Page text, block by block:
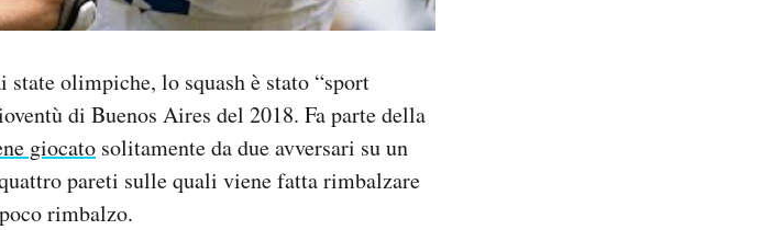
olimpiche, lo squash è stato “sport
di Buenos Aires del 2018. Fa parte della
giocato solitamente da due avversari su un
pareti sulle quali viene fatta rimbalzare
rimbalzo.